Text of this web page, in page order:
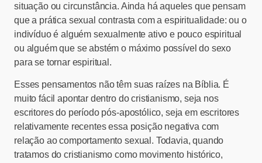
situação ou circunstância. Ainda há aqueles que pensam
que a prática sexual contrasta com a espiritualidade: ou o
indivíduo é alguém sexualmente ativo e pouco espiritual
ou alguém que se abstém o máximo possível do sexo
para se tornar espiritual.
Esses pensamentos não têm suas raízes na Bíblia. É
muito fácil apontar dentro do cristianismo, seja nos
escritores do período pós-apostólico, seja em escritores
relativamente recentes essa posição negativa com
relação ao comportamento sexual. Todavia, quando
tratamos do cristianismo como movimento histórico,